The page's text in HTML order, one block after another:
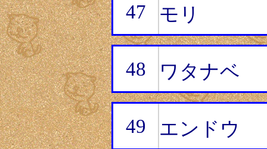
47 モリ
48 ワタナベ
49 エンドウ